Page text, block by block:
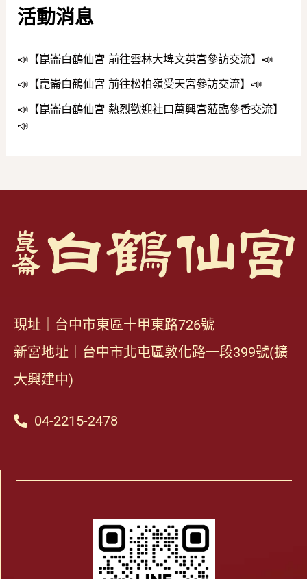
活動消息
📣【崑崙白鶴仙宮 前往雲林大埤文英宮參訪交流】📣
📣【崑崙白鶴仙宮 前往松柏嶺受天宮參訪交流】📣
📣【崑崙白鶴仙宮 熱烈歡迎社口萬興宮蒞臨參香交流】
📣
現址｜台中市東區十甲東路726號
新宮地址｜台中市北屯區敦化路一段399號(擴
大興建中)
04-2215-2478